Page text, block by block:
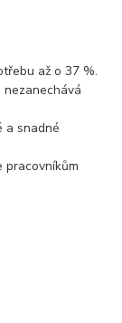
až o 37 %.
a snadné
pracovníkům